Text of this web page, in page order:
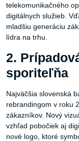
telekomunikačného
digitálnych služieb.
mladšiu generáciu
lídra na trhu.
2.
sporiteľňa
Najväčšia slovenská
rebrandingom v roku
zákazníkov. Nový
vzhľad pobočiek aj
nové logo, ktoré